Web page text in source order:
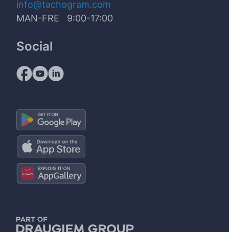
info@tachogram.com
MAN-FRE 9:00-17:00
Social